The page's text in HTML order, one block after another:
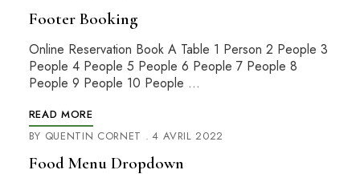
Footer Booking
Online Reservation Book A Table 1 Person 2 People 3
People 4 People 5 People 6 People 7 People 8
People 9 People 10 People …
READ MORE
BY QUENTIN CORNET 4 AVRIL 2022
Food Menu Dropdown